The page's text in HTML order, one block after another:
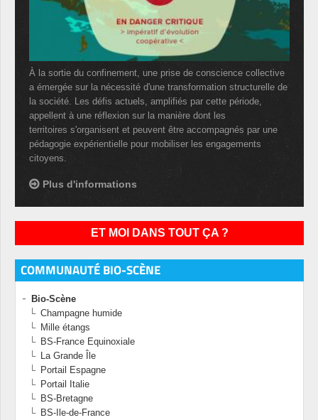
À la sortie du confinement, une prise de conscience collective
a émergée sur la nécessité d'une transformation structurelle de
la société. Les défis actuels, amplifiés par cette période,
appellent à une réflexion sur la manière dont les
territoires s'organisent et peuvent être accompagnés par une
pédagogie expérientielle pour mobiliser les engagements
citoyens.
Plus d'informations
ET MOI DANS TOUT ÇA ?
COMMUNAUTÉ BIO-SCÈNE
Bio-Scène
Champagne humide
Mille étangs
BS-France Equinoxiale
La Grande Île
Portail Espagne
Portail Italie
BS-Bretagne
BS-Ile-de-France